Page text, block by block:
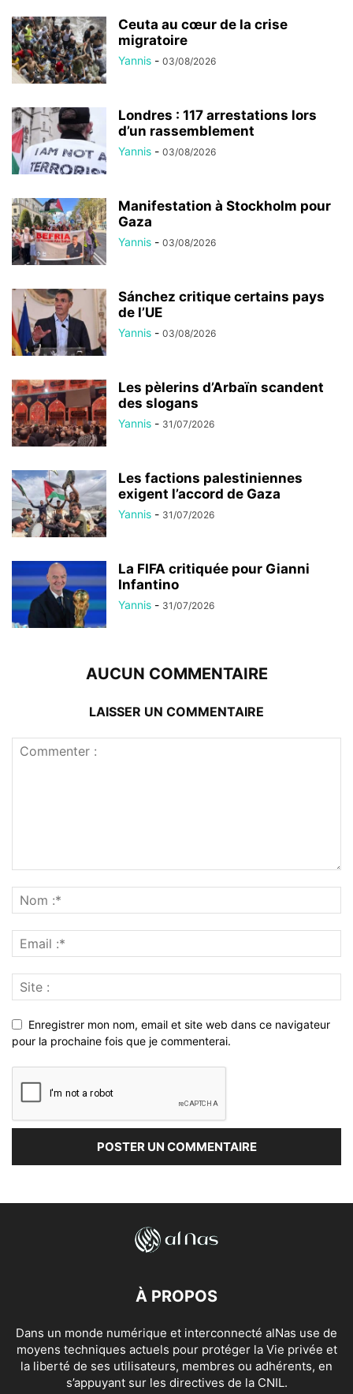
Ceuta au cœur de la crise
migratoire
Yannis - 03/08/2026
Londres : 117 arrestations lors
d’un rassemblement
Yannis - 03/08/2026
Manifestation à Stockholm pour
Gaza
Yannis - 03/08/2026
Sánchez critique certains pays
de l’UE
Yannis - 03/08/2026
Les pèlerins d’Arbaïn scandent
des slogans
Yannis - 31/07/2026
Les factions palestiniennes
exigent l’accord de Gaza
Yannis - 31/07/2026
La FIFA critiquée pour Gianni
Infantino
Yannis - 31/07/2026
AUCUN COMMENTAIRE
LAISSER UN COMMENTAIRE
Enregistrer mon nom, email et site web dans ce navigateur
pour la prochaine fois que je commenterai.
À PROPOS
Dans un monde numérique et interconnecté alNas use de
moyens techniques actuels pour protéger la Vie privée et
la liberté de ses utilisateurs, membres ou adhérents, en
s’appuyant sur les directives de la CNIL.